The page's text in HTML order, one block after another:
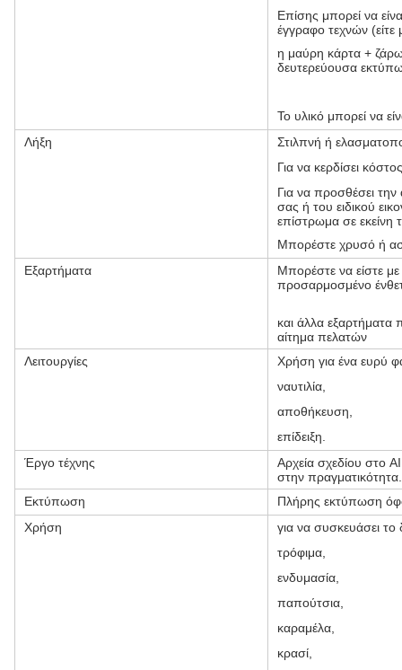
Επίσης μπορεί να
έγγραφο τεχνών
η μαύρη κάρτα +
δευτερεύουσα
Το υλικό μπορεί να
Λήξη
Στιλπνή ή
Για να κερδίσει
Για να προσθέσει
σας ή του ειδικού
επίστρωμα σε εκείνη
Μπορέστε χρυσό ή
Εξαρτήματα
Μπορέστε να είστε
προσαρμοσμένο
και άλλα
αίτημα πελατών
Λειτουργίες
Χρήση για ένα ευρύ
ναυτιλία,
αποθήκευση,
επίδειξη.
Έργο τέχνης
Αρχεία σχεδίου στο
στην πραγματικότητα.
Εκτύπωση
Πλήρης εκτύπωση
Χρήση
για να συσκευάσει το
τρόφιμα,
ενδυμασία,
παπούτσια,
καραμέλα,
κρασί,